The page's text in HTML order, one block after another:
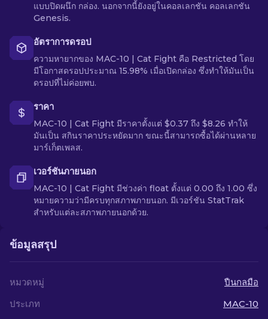
แบบปิดผนึก กล่อง. นอกจากนี้ยังอยู่ในคอลเลกชัน คอลเลกชัน
Genesis.
อัตราการดรอป
ความหายากของ MAC-10 | Cat Fight คือ Restricted โดย
มีโอกาสดรอปประมาณ 15.98% เมื่อเปิดกล่อง ซึ่งทำให้มันเป็น
ดรอปที่ไม่ค่อยพบ.
ราคา
MAC-10 | Cat Fight มีราคาตั้งแต่ $0.37 ถึง $8.26 ทำให้
มันเป็น สกินราคาประหยัดมาก ขณะนี้สามารถซื้อได้ผ่านหลาย
มาร์เก็ตเพลส.
เวอร์ชันภายนอก
MAC-10 | Cat Fight มีช่วงค่า float ตั้งแต่ 0.00 ถึง 1.00 ซึ่ง
หมายความว่ามีครบทุกสภาพภายนอก. มีเวอร์ชัน StatTrak
สำหรับแต่ละสภาพภายนอกด้วย.
ข้อมูลสรุป
หมวดหมู่
ปืนกลมือ
ประเภท
MAC-10